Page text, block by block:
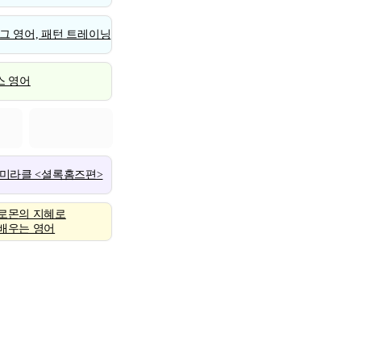
영어, 패턴 트레이닝
영어
라클 <셜록홈즈편>
몬의 지혜로
우는 영어